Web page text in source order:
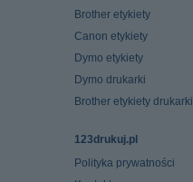
Brother etykiety
Canon etykiety
Dymo etykiety
Dymo drukarki
Brother etykiety drukarki
123drukuj.pl
Polityka prywatności